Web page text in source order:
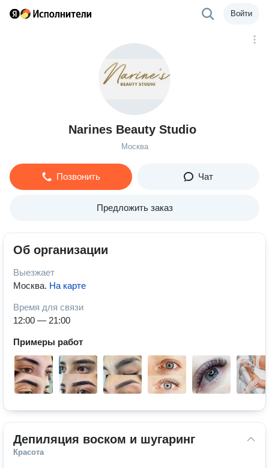
Войти
Narines Beauty Studio
Москва
Позвонить Чат
Предложить заказ
Об организации
Выезжает
Москва. На карте
Время для связи
12:00 — 21:00
Примеры работ
Депиляция воском и шугаринг
Красота